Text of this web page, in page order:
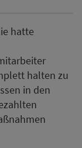
hatte
halten zu
in den